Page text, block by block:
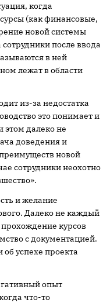
когда
(как финансовые,
новой системы
после ввода
в ней
лежат в области
из-за недостатка
это понимает и
этом далеко не
доведения и
новой
сотрудники неохотно
и желание
Далеко не каждый
прохождение курсов
с документацией.
успехе проекта
опыт
что-то